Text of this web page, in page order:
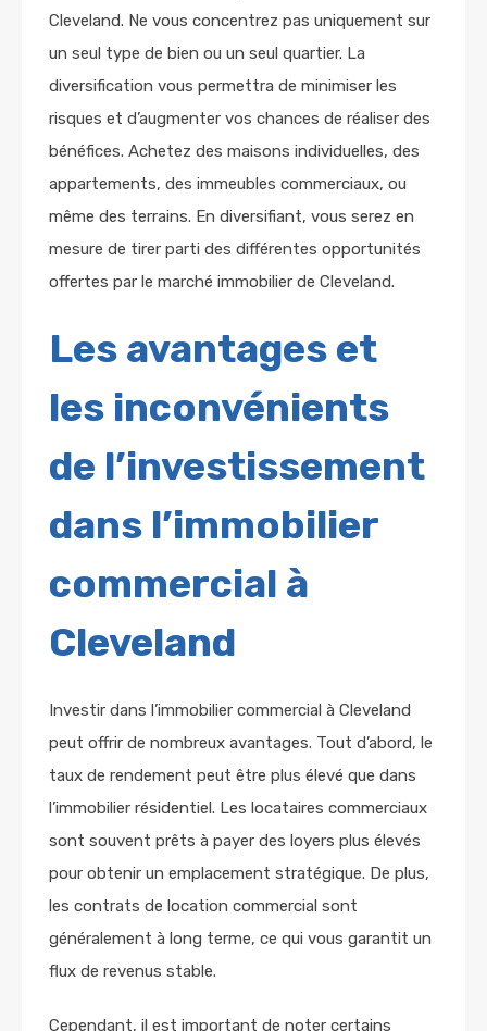
Cleveland. Ne vous concentrez pas uniquement sur
un seul type de bien ou un seul quartier. La
diversification vous permettra de minimiser les
risques et d’augmenter vos chances de réaliser des
bénéfices. Achetez des maisons individuelles, des
appartements, des immeubles commerciaux, ou
même des terrains. En diversifiant, vous serez en
mesure de tirer parti des différentes opportunités
offertes par le marché immobilier de Cleveland.
Les avantages et
les inconvénients
de l’investissement
dans l’immobilier
commercial à
Cleveland
Investir dans l’immobilier commercial à Cleveland
peut offrir de nombreux avantages. Tout d’abord, le
taux de rendement peut être plus élevé que dans
l’immobilier résidentiel. Les locataires commerciaux
sont souvent prêts à payer des loyers plus élevés
pour obtenir un emplacement stratégique. De plus,
les contrats de location commercial sont
généralement à long terme, ce qui vous garantit un
flux de revenus stable.
Cependant, il est important de noter certains